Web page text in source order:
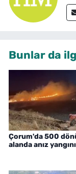
Bunlar da
Çorum'da 500
alanda anız yangını